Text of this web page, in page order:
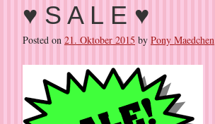
♥ S A L E ♥
Posted on 21. Oktober 2015 by Pony Maedchen